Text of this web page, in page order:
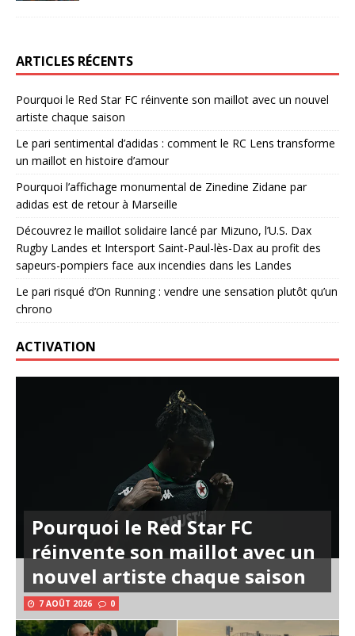
ARTICLES RÉCENTS
Pourquoi le Red Star FC réinvente son maillot avec un nouvel
artiste chaque saison
Le pari sentimental d’adidas : comment le RC Lens transforme
un maillot en histoire d’amour
Pourquoi l’affichage monumental de Zinedine Zidane par
adidas est de retour à Marseille
Découvrez le maillot solidaire lancé par Mizuno, l’U.S. Dax
Rugby Landes et Intersport Saint-Paul-lès-Dax au profit des
sapeurs-pompiers face aux incendies dans les Landes
Le pari risqué d’On Running : vendre une sensation plutôt qu’un
chrono
ACTIVATION
Pourquoi le Red Star FC
réinvente son maillot avec un
nouvel artiste chaque saison
7 AOÛT 2026 0